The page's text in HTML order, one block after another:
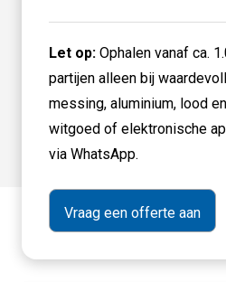
Let op: Ophalen vanaf ca.
partijen alleen bij
messing, aluminium, lood
witgoed of elektronische
via WhatsApp.